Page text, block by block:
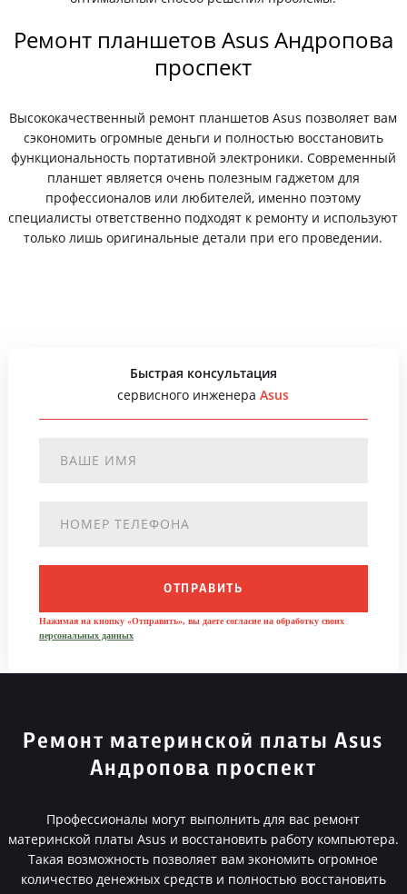
Ремонт планшетов Asus Андропова
проспект
Высококачественный ремонт планшетов Asus позволяет вам
сэкономить огромные деньги и полностью восстановить
функциональность портативной электроники. Современный
планшет является очень полезным гаджетом для
профессионалов или любителей, именно поэтому
специалисты ответственно подходят к ремонту и используют
только лишь оригинальные детали при его проведении.
Быстрая консультация
сервисного инженераAsus
ОТПРАВИТЬ
Нажимая на кнопку «Отправить», вы даете согласие на обработку своих
персональных данных
Ремонт материнской платы Asus
Андропова проспект
Профессионалы могут выполнить для вас ремонт
материнской платы Asus и восстановить работу компьютера.
Такая возможность позволяет вам экономить огромное
количество денежных средств и полностью восстановить